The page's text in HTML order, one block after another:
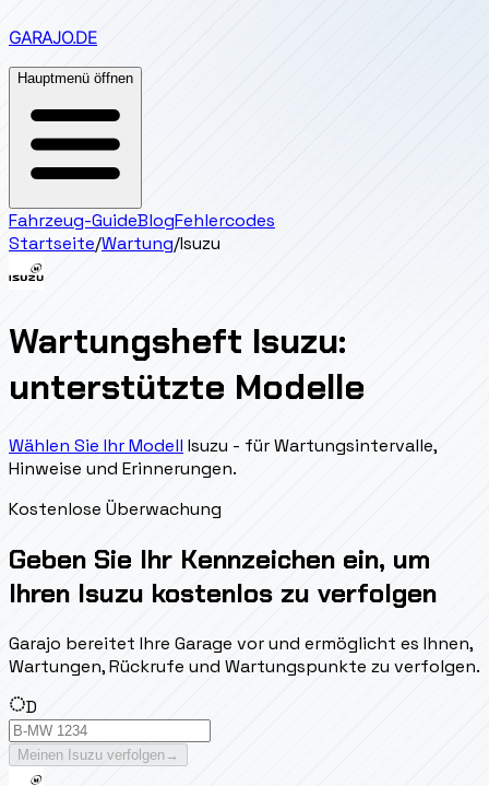
GARAJO.DE
Hauptmenü öffnen
Fahrzeug-GuideBlogFehlercodes
Startseite/Wartung/Isuzu
Wartungsheft Isuzu:
unterstützte Modelle
Wählen Sie Ihr Modell Isuzu - für Wartungsintervalle,
Hinweise und Erinnerungen.
Kostenlose Überwachung
Geben Sie Ihr Kennzeichen ein, um
Ihren Isuzu kostenlos zu verfolgen
Garajo bereitet Ihre Garage vor und ermöglicht es Ihnen,
Wartungen, Rückrufe und Wartungspunkte zu verfolgen.
D
Meinen Isuzu verfolgen →